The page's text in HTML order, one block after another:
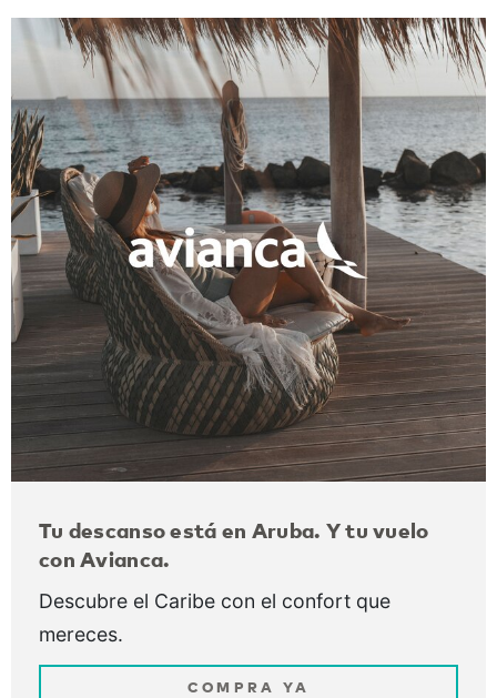
Tu descanso está en Aruba. Y tu vuelo
con Avianca.
Descubre el Caribe con el confort que
mereces.
COMPRA YA